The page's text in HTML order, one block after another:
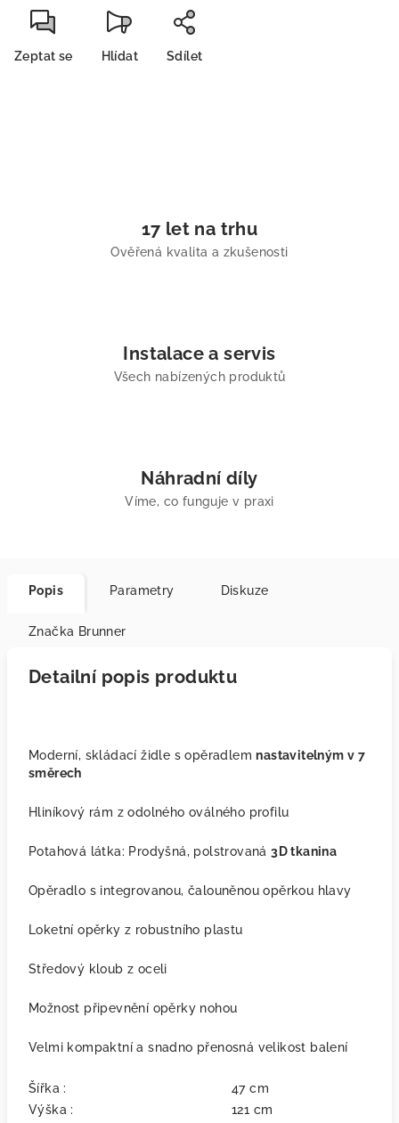
Zeptat se Hlídat Sdílet
17 let na trhu
Ověřená kvalita a zkušenosti
Instalace a servis
Všech nabízených produktů
Náhradní díly
Víme, co funguje v praxi
Popis Parametry Diskuze
Značka Brunner
Detailní popis produktu
Moderní, skládací židle s opěradlemnastavitelným v 7
směrech
Hliníkový rám z odolného oválného profilu
Potahová látka: Prodyšná, polstrovaná3D tkanina
Opěradlo s integrovanou, čalouněnou opěrkou hlavy
Loketní opěrky z robustního plastu
Středový kloub z oceli
Možnost připevnění opěrky nohou
Velmi kompaktní a snadno přenosná velikost balení
Šířka :
47 cm
Výška :
121 cm